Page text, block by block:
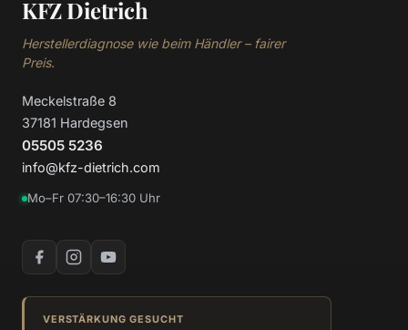
KFZ Dietrich
Herstellerdiagnose wie beim Händler – fairer
Preis.
Meckelstraße 8
37181 Hardegsen
05505 5236
info@kfz-dietrich.com
Mo–Fr 07:30–16:30 Uhr
VERSTÄRKUNG GESUCHT